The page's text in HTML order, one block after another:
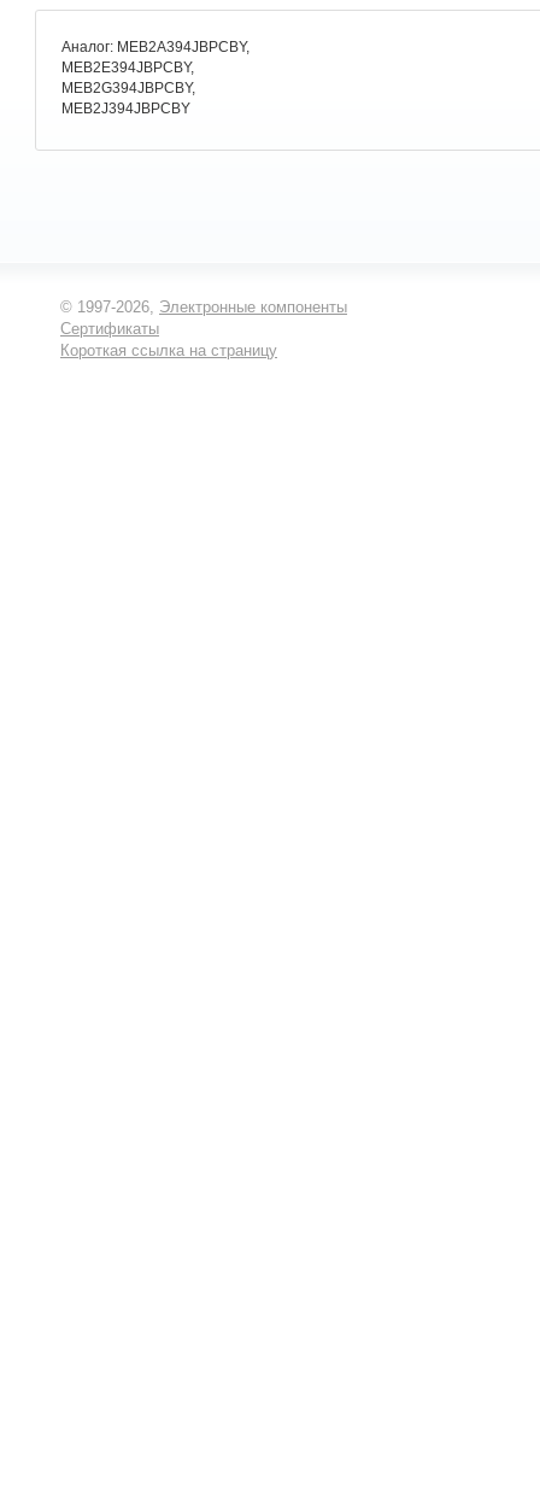
Аналог: MEB2A394JBPCBY,
MEB2E394JBPCBY,
MEB2G394JBPCBY,
MEB2J394JBPCBY
© 1997-2026, Электронные компоненты
Сертификаты
Короткая ссылка на страницу